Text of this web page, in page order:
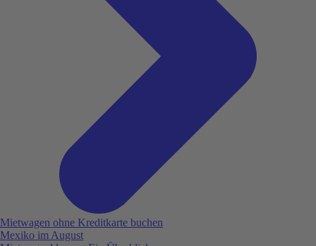
Mietwagen ohne Kreditkarte buchen
Mexiko im August